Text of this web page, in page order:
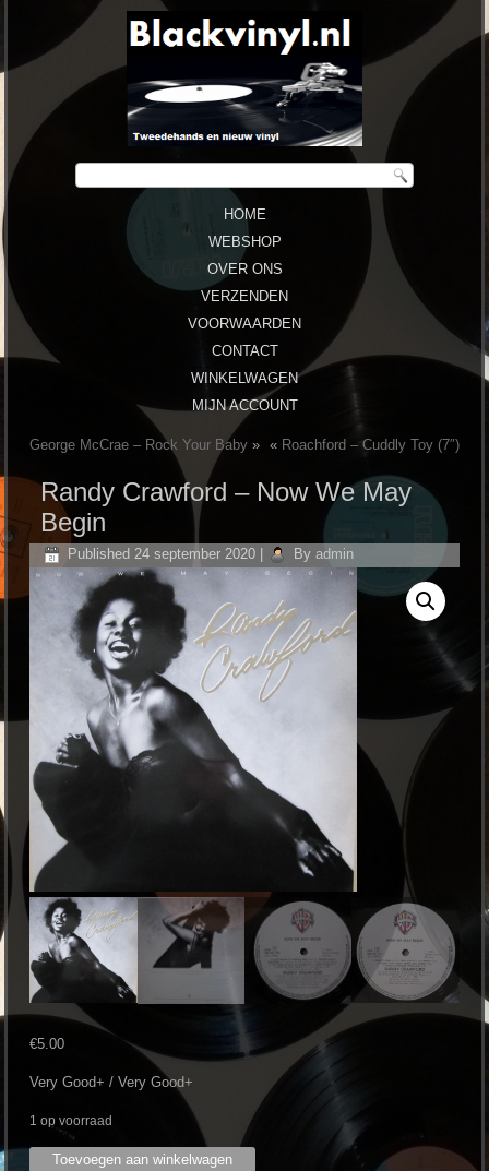
HOME
WEBSHOP
OVER ONS
VERZENDEN
VOORWAARDEN
CONTACT
WINKELWAGEN
MIJN ACCOUNT
George McCrae – Rock Your Baby » « Roachford – Cuddly Toy (7″)
Randy Crawford – Now We May
Begin
Published 24 september 2020 By admin
€5.00
Very Good+ / Very Good+
1 op voorraad
RandyToevoegen aan winkelwagen